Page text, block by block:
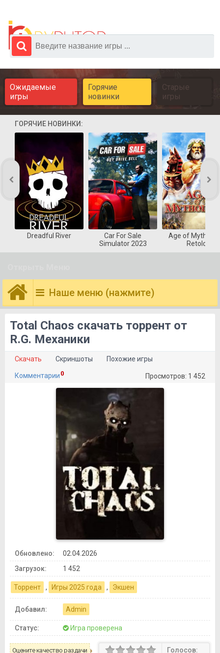
Ожидаемые
игры
Горячие
новинки
Старые
игры
ГОРЯЧИЕ НОВИНКИ:
Dreadful River
Car For Sale
Simulator 2023
Age of
Retold
Наше меню (нажмите)
Total Chaos скачать торрент от
R.G. Механики
Скачать Скриншоты Похожие игры
Комментарии 0 Просмотров: 1 452
Обновлено:
02.04.2026
Загрузок:
1 452
Торрент , Игры 2025 года , Экшен
Добавил: Admin
Статус: Игра проверена
Оцените качество раздачи
Голосов: